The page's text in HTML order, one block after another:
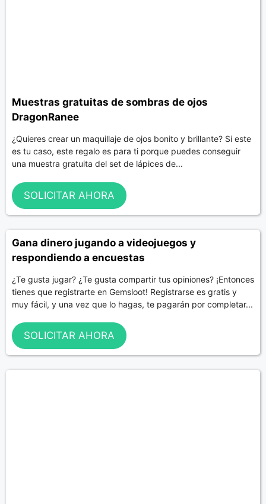
Muestras gratuitas de sombras de ojos
DragonRanee
¿Quieres crear un maquillaje de ojos bonito y brillante? Si este
es tu caso, este regalo es para ti porque puedes conseguir
una muestra gratuita del set de lápices de...
SOLICITAR AHORA
Gana dinero jugando a videojuegos y
respondiendo a encuestas
¿Te gusta jugar? ¿Te gusta compartir tus opiniones? ¡Entonces
tienes que registrarte en Gemsloot! Registrarse es gratis y
muy fácil, y una vez que lo hagas, te pagarán por completar...
SOLICITAR AHORA